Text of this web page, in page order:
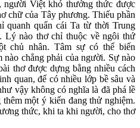
người Việt khó thưởng thức được
chữ của Tây phương. Thiếu phần
quanh quẩn cái Ta từ thời Trung
nào thơ chỉ thuộc về ngôi thứ
chủ nhân. Tâm sự có thể biến
chẳng phải của người. Sự nào
thơ được dựng bằng nhiều cách
quan, để có nhiều lớp bề sâu và
vậy không có nghĩa là đã phá lề
một ý kiến đang thử nghiệm.
thức, khi ta khi người, cho thơ